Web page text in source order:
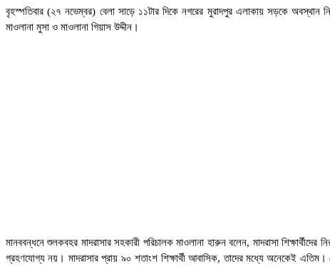
বৃহস্পতিবার (২৭ নভেম্বর) বেলা সাড়ে ১১টার দিকে নগরের মুরাদপুর এলাকায় সড়কে অবস্থান
মাওলানা মুসা ও মাওলানা গিয়াস উদ্দীন।
মানববন্ধনে শুলকবহর মাদরাসার সহকারী পরিচালক মাওলানা হারুন বলেন, মাদরাসা শিক্ষার্থীদের
গ্রহণযোগ্য নয়। মাদরাসার প্রায় ৯০ শতাংশ শিক্ষার্থী আবাসিক, তাদের মধ্যে অনেকেই এতিম।